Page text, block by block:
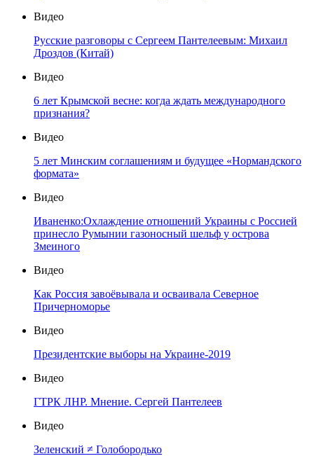
Видео
Русские разговоры с Сергеем Пантелеевым: Михаил
Дроздов (Китай)
Видео
6 лет Крымской весне: когда ждать международного
признания?
Видео
5 лет Минским соглашениям и будущее «Нормандского
формата»
Видео
Иваненко:Охлаждение отношений Украины с Россией
принесло Румынии газоносный шельф у острова
Змеиного
Видео
Как Россия завоёвывала и осваивала Северное
Причерноморье
Видео
Президентские выборы на Украине-2019
Видео
ГТРК ЛНР. Мнение. Сергей Пантелеев
Видео
Зеленский ≠ Голобородько